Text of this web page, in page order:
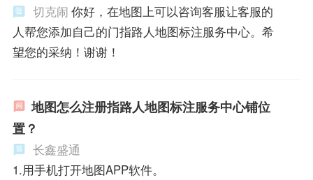
切克闹 你好，在地图上可以咨询客服让客服的
人帮您添加自己的门指路人地图标注服务中心。希
望您的采纳！谢谢！
地图怎么注册指路人地图标注服务中心铺位
置？
长鑫盛通
1.用手机打开地图APP软件。